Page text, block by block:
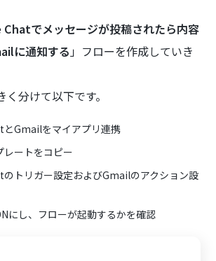
でメッセージが投稿されたら内容
に通知する 」フローを作成していき
分けて以下です。
Gmailをマイアプリ連携
レートをコピー
トリガー設定およびGmailのアクション設
にし、フローが起動するかを確認